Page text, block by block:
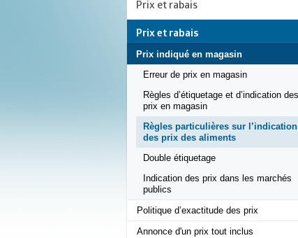
Prix et rabais
Prix et rabais
Prix indiqué en magasin
Erreur de prix en magasin
Règles d’étiquetage et d’indication des
prix en magasin
Règles particulières sur l’indication
des prix des aliments
Double étiquetage
Indication des prix dans les marchés
publics
Politique d’exactitude des prix
Annonce d'un prix tout inclus